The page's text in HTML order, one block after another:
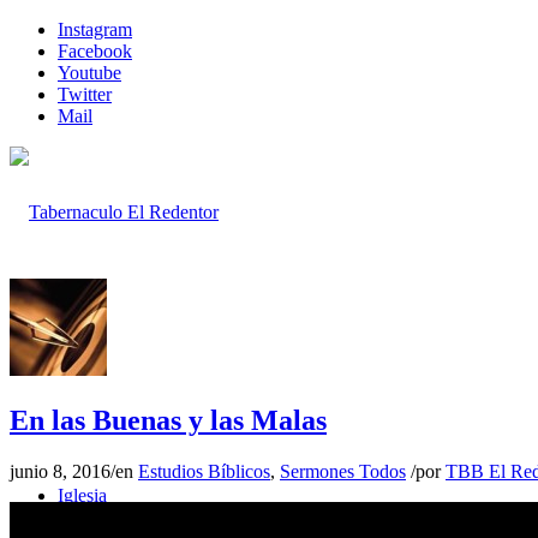
Instagram
Facebook
Youtube
Twitter
Mail
Inicio
Iglesia
En las Buenas y las Malas
junio 8, 2016/en Estudios Bíblicos, Sermones Todos /porTBB El